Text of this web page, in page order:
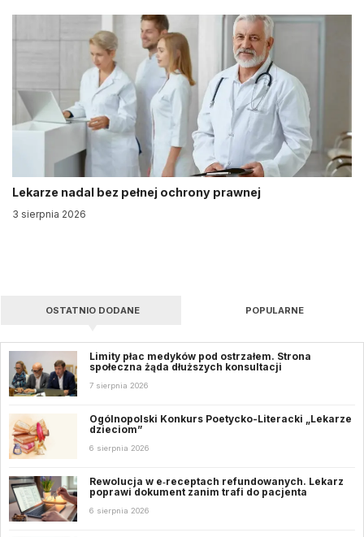
Lekarze nadal bez pełnej ochrony prawnej
3 sierpnia 2026
OSTATNIO DODANE POPULARNE
Limity płac medyków pod ostrzałem. Strona
społeczna żąda dłuższych konsultacji
7 sierpnia 2026
Ogólnopolski Konkurs Poetycko-Literacki „Lekarze
dzieciom”
6 sierpnia 2026
Rewolucja w e‑receptach refundowanych. Lekarz
poprawi dokument zanim trafi do pacjenta
6 sierpnia 2026